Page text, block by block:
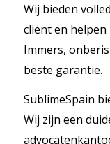
Wij bieden
cliënt en
Immers,
beste garantie.
SublimeSpain
Wij zijn een